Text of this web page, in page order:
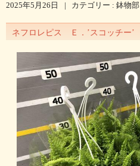
2025年5月26日 | カテゴリー : 鉢物部
ネフロレピス Ｅ．’スコッチー’